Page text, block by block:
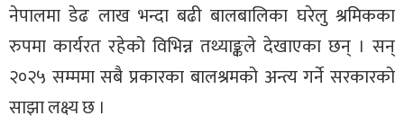
नेपालमा डेढ लाख भन्दा बढी बालबालिका घरेलु श्रमिकका
रुपमा कार्यरत रहेको विभिन्न तथ्याङ्कले देखाएका छन् । सन्
२०२५ सम्ममा सबै प्रकारका बालश्रमको अन्त्य गर्ने सरकारको
साझा लक्ष्य छ ।